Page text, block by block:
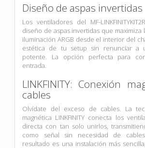
Diseño de aspas invertidas
Los ventiladores del MF-
diseño de aspas invertidas que maximiza
iluminación ARGB desde el interior del
estética de tu setup sin renunciar a
potente. La opción perfecta para
entrada.
LINKFINITY: Conexión
cables
Olvídate del exceso de cables. La
magnética LINKFINITY conecta los
directa con tan solo unirlos,
como señal sin necesidad de
resultado es una instalación más